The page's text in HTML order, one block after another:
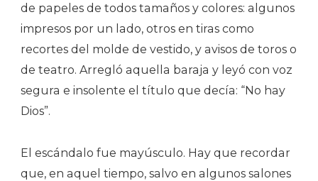
de papeles de todos tamaños y colores: algunos
impresos por un lado, otros en tiras como
recortes del molde de vestido, y avisos de toros o
de teatro. Arregló aquella baraja y leyó con voz
segura e insolente el título que decía: “No hay
Dios”.
El escándalo fue mayúsculo. Hay que recordar
que, en aquel tiempo, salvo en algunos salones